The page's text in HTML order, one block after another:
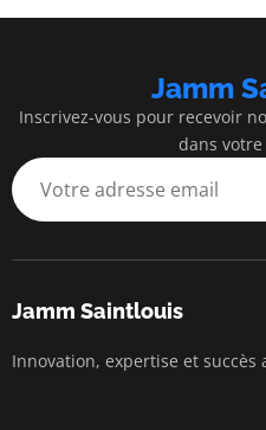
Jamm
Inscrivez-vous pour recevoir
dans
Jamm Saintlouis
Innovation, expertise et